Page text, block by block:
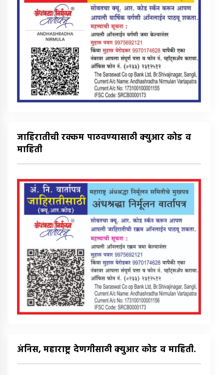
जाहिरातीची रक्कम पाठवण्यासाठी क्युआर कोड व
माहिती
अंनिस, महाराष्ट्र देणगीसाठी क्युआर कोड व माहिती.